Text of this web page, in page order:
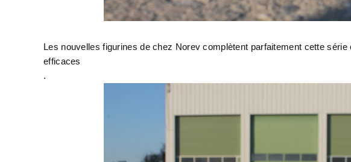
Les nouvelles figurines de chez Norev complètent parfaitement cette
efficaces
.